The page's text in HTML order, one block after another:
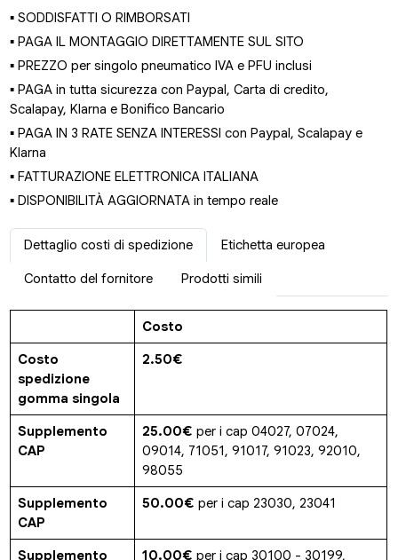
▪ SODDISFATTI O RIMBORSATI
▪ PAGA IL MONTAGGIO DIRETTAMENTE SUL SITO
▪ PREZZO per singolo pneumatico IVA e PFU inclusi
▪ PAGA in tutta sicurezza con Paypal, Carta di credito,
Scalapay, Klarna e Bonifico Bancario
▪ PAGA IN 3 RATE SENZA INTERESSI con Paypal, Scalapay e
Klarna
▪ FATTURAZIONE ELETTRONICA ITALIANA
▪ DISPONIBILITÀ AGGIORNATA in tempo reale
Dettaglio costi di spedizione Etichetta europea
Contatto del fornitore Prodotti simili
Costo
Costo
spedizione
gomma singola
2.50€
Supplemento
CAP
25.00€ per i cap 04027, 07024,
09014, 71051, 91017, 91023, 92010,
98055
Supplemento
CAP
50.00€ per i cap 23030, 23041
Supplemento 10.00€ per i cap 30100 - 30199,